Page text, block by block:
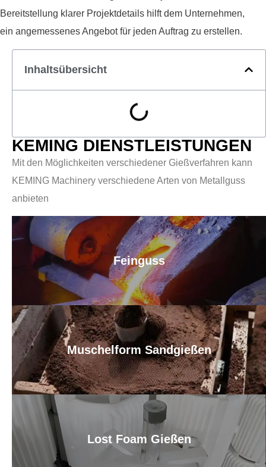
Bereitstellung klarer Projektdetails hilft dem Unternehmen,
ein angemessenes Angebot für jeden Auftrag zu erstellen.
Inhaltsübersicht
KEMING DIENSTLEISTUNGEN
Mit den Möglichkeiten verschiedener Gießverfahren kann
KEMING Machinery verschiedene Arten von Metallguss
anbieten
Feinguss
Muschelform Sandgießen
Lost Foam Gießen